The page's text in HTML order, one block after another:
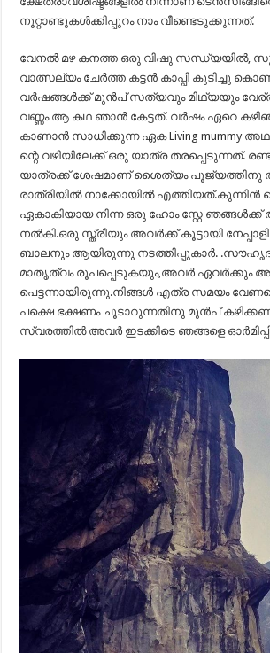
നൂറ്റാണ്ടുകൾക്കിപ്പുറം നാം വീണ്ടെടുക്കുന്നത്.
വേനൽ മഴ കനത്ത ഒരു വിഷു സന്ധ്യയിൽ,
വാത്സല്യം ചേർത്ത കട്ടൻ കാപ്പി കുടിച്ചു
വർഷങ്ങൾക്ക് മുൻപ് സത്യവും മിഥ്യയും
വണ്ണം ആ കഥ ഞാൻ കേട്ടത്. വർഷം ഏറെ
കാണാൻ സാധിക്കുന്ന ഏക Living mummy
ന്റെ വഴിയിലേക്ക് ഒരു യാത്ര തരപ്പെടുന്നത്.
യാത്രക്ക് ശേഷമാണ് ശൈത്യം പൂജ്യത്തിനു
രാത്രിയിൽ നാക്കോയിൽ എത്തിയത്.കുന്നിൻ
ഏകാകിയായ നിന്ന ഒരു ഹോം സ്റ്റേ
നൽകി.ഒരു സ്ത്രീയും അവർക്ക് കൂട്ടായി
ബാലനും ആയിരുന്നു നടത്തിപ്പുകാർ. .സൗഹൃദം
മാതൃത്വം രൂപപ്പെടുകയും,അവർ ഏവർക്കും
പെട്ടന്നായിരുന്നു.നിങ്ങൾ എത്ര സമയം
പക്ഷെ ഭക്ഷണം ചൂടാറുന്നതിനു മുൻപ്
സ്വരത്തിൽ അവർ ഇടക്കിടെ ഞങ്ങളെ